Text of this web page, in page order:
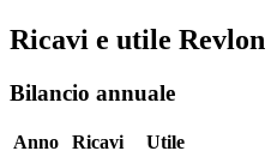
Ricavi e utile
Bilancio annuale
Anno Ricavi
Utile